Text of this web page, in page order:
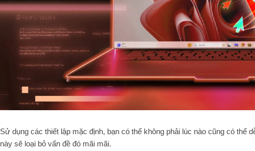
Sử dụng các thiết lập mặc định, bạn có thể không phải lúc nào cũng có thể
này sẽ loại bỏ vấn đề đó mãi mãi.